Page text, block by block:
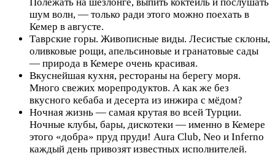
шум волн, — только ради этого можно поехать в
Кемер в августе.
Таврские горы. Живописные виды. Лесистые склоны,
оливковые рощи, апельсиновые и гранатовые сады
— природа в Кемере очень красивая.
Вкуснейшая кухня, рестораны на берегу моря.
Много свежих морепродуктов. А как же без
вкусного кебаба и десерта из инжира с мёдом?
Ночная жизнь — самая крутая во всей Турции.
Ночные клубы, бары, дискотеки — именно в Кемере
этого «добра» пруд пруди! Aura Club, Neo и Inferno
каждый день привозят известных исполнителей.